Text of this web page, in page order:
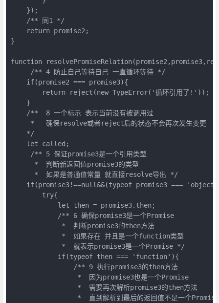
    });
    /** 同1 */
    return promise2;
}
function
     /** 4 防止自己等待自己 一直循环等待 */
    if(promise2 === promise3){
        return reject(new TypeError('循环引用了!'));
    }
    /**  8 一个标示 表示当前没有被调用过
     *   确保resolve或者reject后的状态不会再次发生变更
    */
    let called;
     /** 5 保证promise3是一个引用类型
      *  判断新返回值promise3的类型
      *  如果是普通值常量 就直接resolve导出 */
if(promise3!==null&&(typeof promise3 ===
        try{
            let then = promise3.then;
            /** 6 确保promise3是一个Promise
             *  判断promise3的then方法
             *  如果存在 并且是一个function类型
             *  就表示promise3是一个Promise */
            if(typeof then === 'function'){
                /** 9 执行promise3的then方法
                 *  因为promise3也是一个Promise
                 *  需要再次解析promise3的then方法
*  直到解析到最后的返回值不是一个